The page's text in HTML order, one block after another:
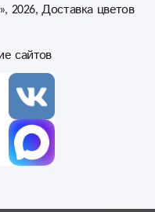
2026, Доставка цветов
сайтов